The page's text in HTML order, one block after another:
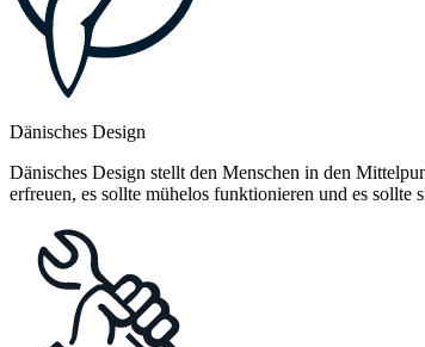
Dänisches Design
Dänisches Design stellt den Menschen in den
erfreuen, es sollte mühelos funktionieren und es sollte